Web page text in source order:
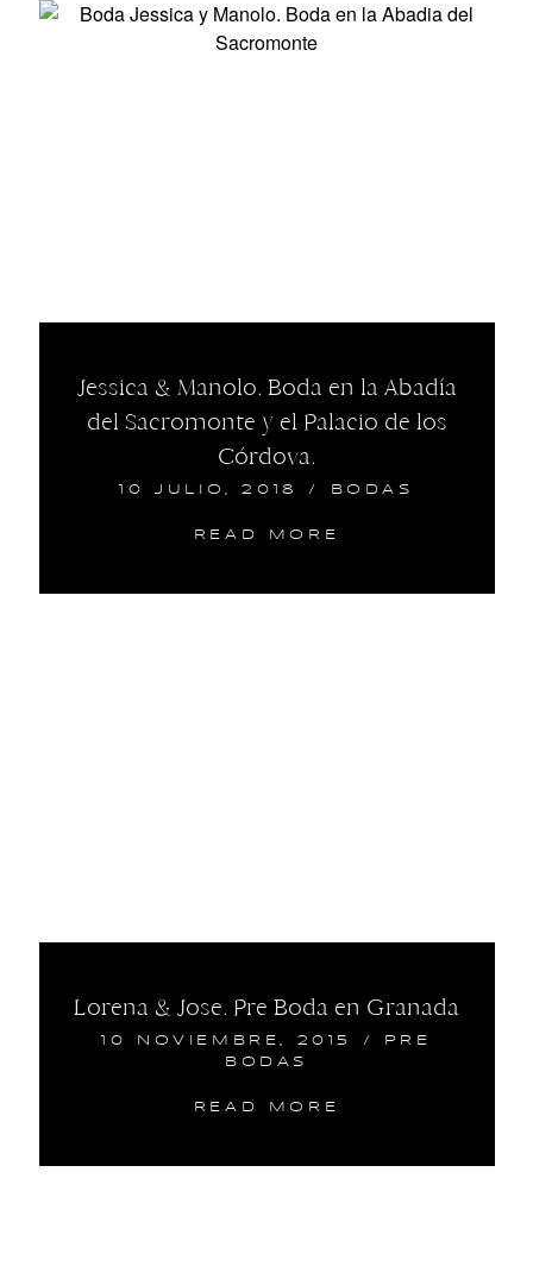
Jessica & Manolo. Boda en la Abadía
del Sacromonte y el Palacio de los
Córdova.
10 JULIO, 2018 / BODAS
READ MORE
Lorena & Jose. Pre Boda en Granada
10 NOVIEMBRE, 2015 /
PRE
BODAS
READ MORE